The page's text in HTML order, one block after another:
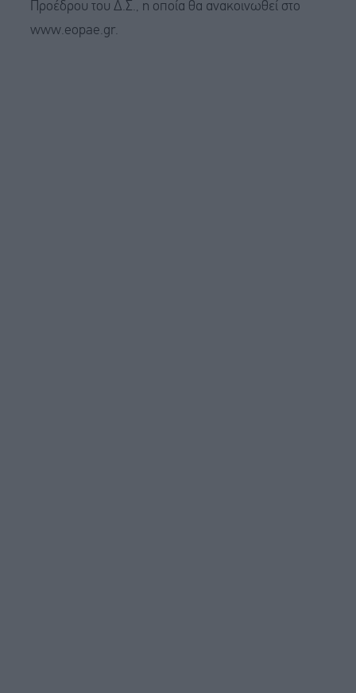
Προέδρου του Δ.Σ., η οποία θα ανακοινωθεί στο
www.eopae.gr.